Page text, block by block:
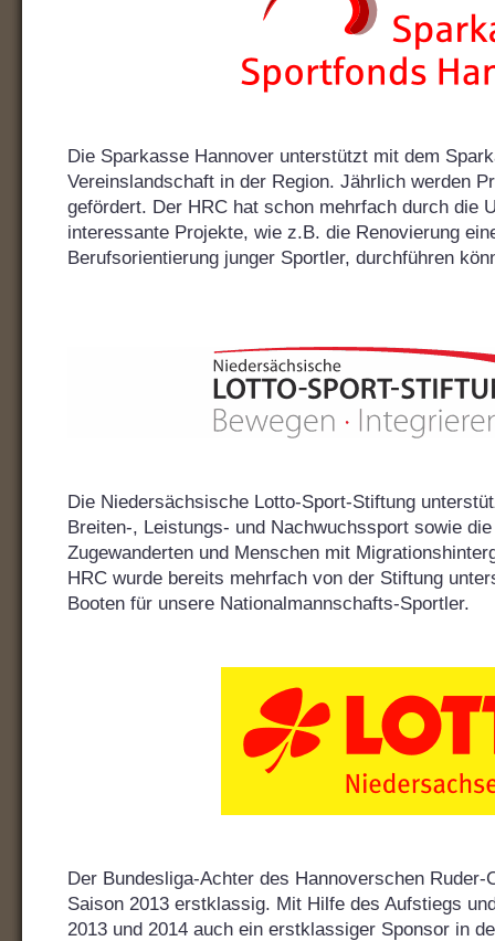
Die Sparkasse Hannover unterstützt mit dem
Vereinslandschaft in der Region. Jährlich werden
gefördert. Der HRC hat schon mehrfach durch die
interessante Projekte, wie z.B. die Renovierung
Berufsorientierung junger Sportler, durchführen
Die Niedersächsische Lotto-Sport-Stiftung
Breiten-, Leistungs- und Nachwuchssport sowie
Zugewanderten und Menschen mit
HRC wurde bereits mehrfach von der Stiftung
Booten für unsere Nationalmannschafts-Sportler.
Der Bundesliga-Achter des Hannoverschen
Saison 2013 erstklassig. Mit Hilfe des Aufstiegs
2013 und 2014 auch ein erstklassiger Sponsor in